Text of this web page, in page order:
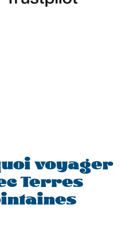
voyager
Terres